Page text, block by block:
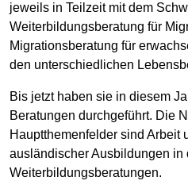
jeweils in Teilzeit mit dem
Weiterbildungsberatung für
Migrationsberatung für
den unterschiedlichen
Bis jetzt haben sie in diesem
Beratungen durchgeführt. Die
Hauptthemenfelder sind Arbeit
ausländischer Ausbildungen in
Weiterbildungsberatungen.